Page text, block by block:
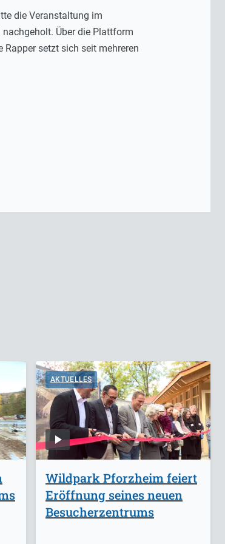
die Veranstaltung im
Über die Plattform
Rapper setzt sich seit mehreren
AKTUELLES
Wildpark Pforzheim feiert
Eröffnung seines neuen
Besucherzentrums